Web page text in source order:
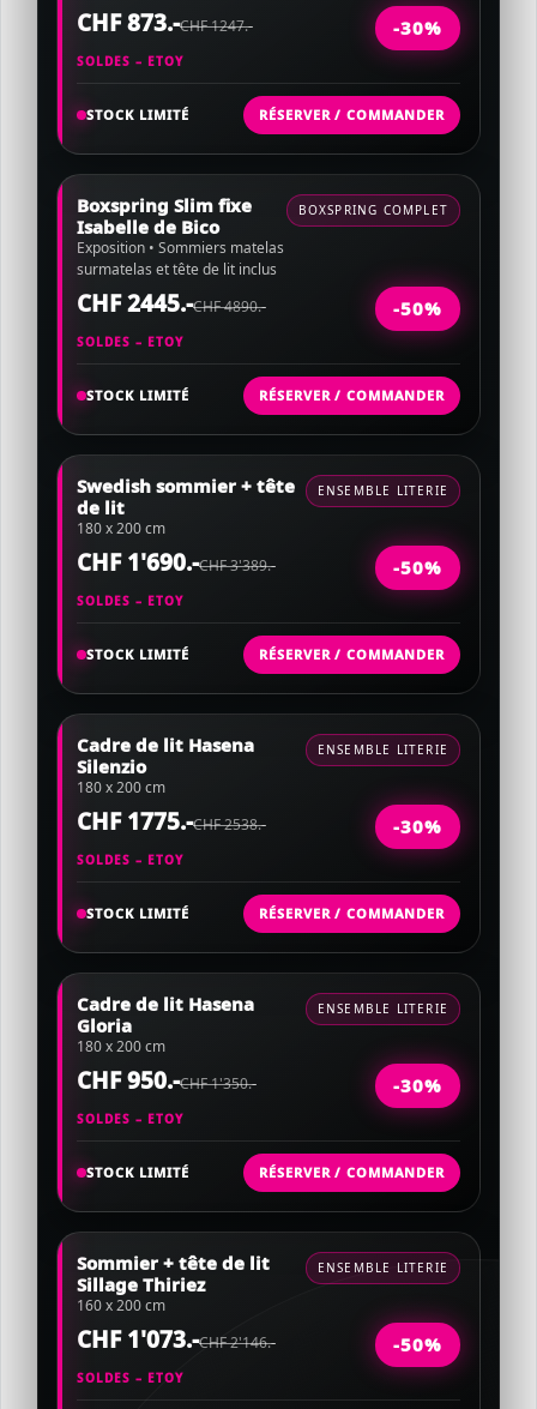
CHF 873.-CHF 1247.- -30%
SOLDES – ETOY
STOCK LIMITÉ RÉSERVER / COMMANDER
Boxspring Slim fixe
Isabelle de Bico
Exposition • Sommiers matelas
surmatelas et tête de lit inclus
BOXSPRING COMPLET
CHF 2445.-CHF 4890.- -50%
SOLDES – ETOY
STOCK LIMITÉ RÉSERVER / COMMANDER
Swedish sommier + tête
de lit
180 x 200 cm
ENSEMBLE LITERIE
CHF 1'690.-CHF 3'389.- -50%
SOLDES – ETOY
STOCK LIMITÉ RÉSERVER / COMMANDER
Cadre de lit Hasena
Silenzio
180 x 200 cm
ENSEMBLE LITERIE
CHF 1775.-CHF 2538.- -30%
SOLDES – ETOY
STOCK LIMITÉ RÉSERVER / COMMANDER
Cadre de lit Hasena
Gloria
180 x 200 cm
ENSEMBLE LITERIE
CHF 950.-CHF 1'350.- -30%
SOLDES – ETOY
STOCK LIMITÉ RÉSERVER / COMMANDER
Sommier + tête de lit
Sillage Thiriez
160 x 200 cm
ENSEMBLE LITERIE
CHF 1'073.-CHF 2'146.- -50%
SOLDES – ETOY